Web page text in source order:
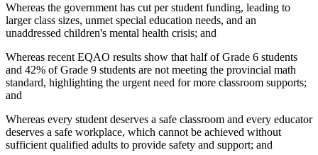
Whereas the government has cut per student funding, leading to
larger class sizes, unmet special education needs, and an
unaddressed children's mental health crisis; and
Whereas recent EQAO results show that half of Grade 6 students
and 42% of Grade 9 students are not meeting the provincial math
standard, highlighting the urgent need for more classroom supports;
and
Whereas every student deserves a safe classroom and every educator
deserves a safe workplace, which cannot be achieved without
sufficient qualified adults to provide safety and support; and